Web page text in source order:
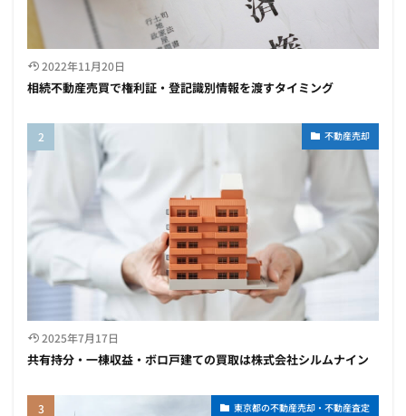
2022年11月20日
相続不動産売買で権利証・登記識別情報を渡すタイミング
不動産売却
2025年7月17日
共有持分・一棟収益・ボロ戸建ての買取は株式会社シルムナイン
東京都の不動産売却・不動産査定